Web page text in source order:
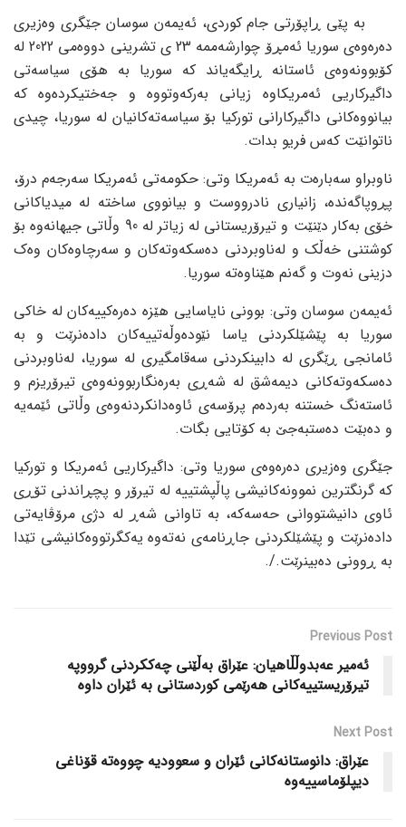
بە پێی ڕاپۆرتی جام کوردی، ئەیمەن سوسان جێگری وەزیری
دەرەوەی سوریا ئەمڕۆ چوارشەممە 23 ی تشرینی دووەمی 2022 لە
کۆبوونەوەی ئاستانە ڕایگەیاند کە سوریا بە هۆی سیاسەتی
داگیرکاریی ئەمریکاوە زیانی بەرکەوتووە و جەختیکردەوە کە
بیانووەکانی داگیرکارانی تورکیا بۆ سیاسەتەکانیان لە سوریا، چیدی
ناتوانێت کەس فریو بدات.
ناوبراو سەبارەت بە ئەمریکا وتی: حکومەتی ئەمریکا سەرجەم درۆ،
پڕوپاگەندە، زانیاری نادرووست و بیانووی ساختە لە میدیاکانی
خۆی بەکار دێنێت و تیرۆریستانی لە زیاتر لە 90 وڵاتی جیهانەوە بۆ
کوشتنی خەڵک و لەناوبردنی دەسکەوتەکان و سەرچاوەکان وەک
دزینی نەوت و گەنم هێناوەتە سوریا.
ئەیمەن سوسان وتی: بوونی نایاسایی هێزە دەرەکییەکان لە خاکی
سوریا بە پێشێلکردنی یاسا نێودەوڵەتییەکان دادەنرێت و بە
ئامانجی ڕێگری لە دابینکردنی سەقامگیری لە سوریا، لەناوبردنی
دەسکەوتەکانی دیمەشق لە شەڕی بەرەنگاربوونەوەی تیرۆریزم و
ئاستەنگ خستنە بەردەم پرۆسەی ئاوەدانکردنەوەی وڵاتی ئێمەیە
و دەبێت دەستبەجێ بە کۆتایی بگات.
جێگری وەزیری دەرەوەی سوریا وتی: داگیرکاریی ئەمریکا و تورکیا
کە گرنگترین نموونەکانیشی پاڵپشتییە لە تیرۆر و پچڕاندنی تۆڕی
ئاوی دانیشتووانی حەسەکە، بە تاوانی شەڕ لە دژی مرۆڤایەتی
دادەنرێت و پێشێلکردنی جاڕنامەی نەتەوە یەکگرتووەکانیشی تێدا
بە ڕوونی دەبینرێت./.
Previous Post
ئەمیر عەبدوڵڵاهیان: عێراق بەڵێنی چەککردنی گرووپە
تیرۆریستییەکانی هەرێمی کوردستانی بە ئێران داوە
Next Post
عێراق: دانوستانەکانی ئێران و سعوودیە چووەتە قۆناغی
دیپلۆماسییەوە